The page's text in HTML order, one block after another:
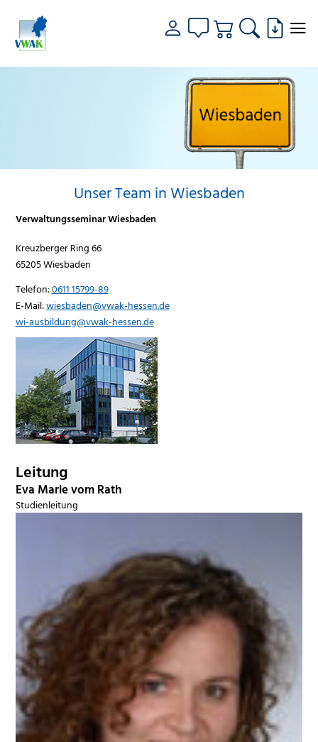
Unser Team in Wiesbaden
Verwaltungsseminar Wiesbaden
Kreuzberger Ring 66
65205 Wiesbaden
Telefon:0611 15799-89
E-Mail:wiesbaden@vwak-hessen.de
wi-ausbildung@vwak-hessen.de
Leitung
Eva Marie vom Rath
Studienleitung